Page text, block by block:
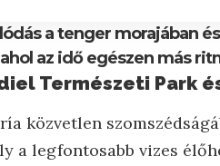
a tenger morajában
az idő egészen más
Természeti Park
közvetlen
a legfontosabb vizes